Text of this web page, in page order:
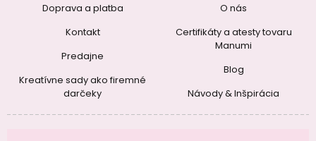
Doprava a platba
Kontakt
Predajne
Kreatívne sady ako firemné
darčeky
O nás
Certifikáty a atesty tovaru
Manumi
Blog
Návody & Inšpirácia